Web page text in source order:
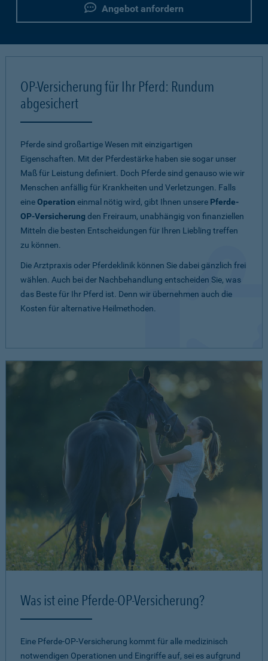
Angebot anfordern
OP-Versicherung für Ihr Pferd: Rundum
abgesichert
Pferde sind großartige Wesen mit einzigartigen
Eigenschaften. Mit der Pferdestärke haben sie sogar unser
Maß für Leistung definiert. Doch Pferde sind genauso wie wir
Menschen anfällig für Krankheiten und Verletzungen. Falls
eineOperation einmal nötig wird, gibt Ihnen unsere Pferde-
OP-Versicherung den Freiraum, unabhängig von finanziellen
Mitteln die besten Entscheidungen für Ihren Liebling treffen
zu können.
Die Arztpraxis oder Pferdeklinik können Sie dabei gänzlich frei
wählen. Auch bei der Nachbehandlung entscheiden Sie, was
das Beste für Ihr Pferd ist. Denn wir übernehmen auch die
Kosten für alternative Heilmethoden.
Was ist eine Pferde-OP-Versicherung?
Eine Pferde-OP-Versicherung kommt für alle medizinisch
notwendigen Operationen und Eingriffe auf, sei es aufgrund